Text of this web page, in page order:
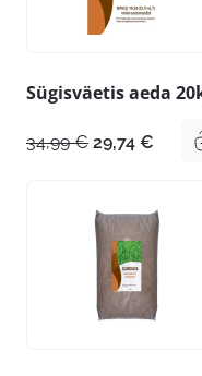
Sügisväetis aeda
34,99€ Algne
34,99 €.
29,74 €
29,74